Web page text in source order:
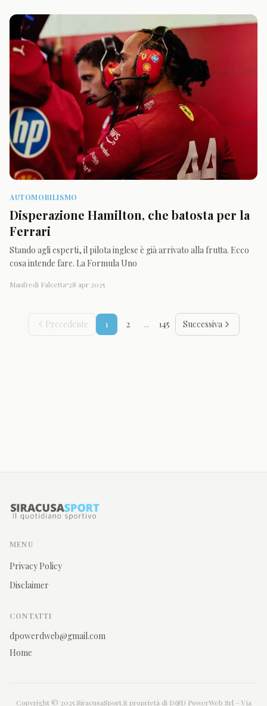
AUTOMOBILISMO
Disperazione Hamilton, che batosta per la
Ferrari
Stando agli esperti, il pilota inglese è già arrivato alla frutta. Ecco
cosa intende fare. La Formula Uno
Manfredi Falcetta 28 apr 2025
Precedente 1 2 ... 145 Successiva
MENU
Privacy Policy
Disclaimer
CONTATTI
dpowerdweb@gmail.com
Home
Copyright © 2025 SiracusaSport.it proprietà di D&D PowerWeb Srl – Via